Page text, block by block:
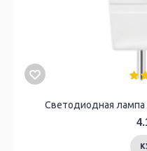
Светодиодная лампа